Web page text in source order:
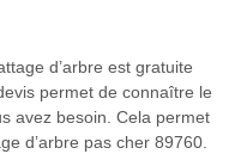
d’arbre est gratuite
permet de connaître le
avez besoin. Cela permet
d’arbre pas cher 89760.